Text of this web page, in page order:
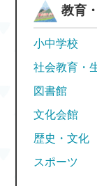
教育
小中学校
社会教育・
図書館
文化会館
歴史・文化
スポーツ